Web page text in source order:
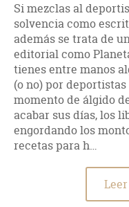
Si mezclas al
solvencia como
además se trata de
editorial como
tienes entre manos
(o no) por
momento de álgido
acabar sus días, los
engordando los
recetas para h…